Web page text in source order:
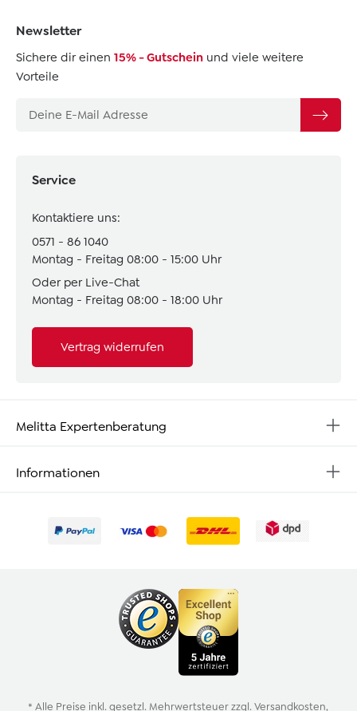
Service
Kontaktiere uns:
0571 - 86 1040
Montag - Freitag 08:00 - 15:00 Uhr
Oder per Live-Chat
Montag - Freitag 08:00 - 18:00 Uhr
Vertrag widerrufen
Melitta Expertenberatung
Informationen
Newsletter
Sichere dir einen 15% - Gutschein und viele weitere
Vorteile
* Alle Preise inkl. gesetzl. Mehrwertsteuer zzgl. Versandkosten,